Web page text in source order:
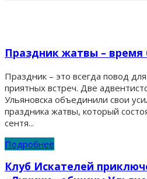
Праздник жатвы – время
Праздник – это всегда повод
приятных встреч. Две
Ульяновска объединили свои
праздника жатвы, который
сентя...
Подробнее
Клуб Искателей